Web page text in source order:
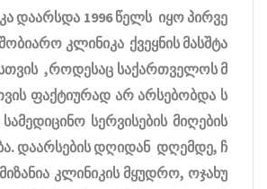
დაარსდა 1996 წელს იყო პირვე
კლინიკა ქვეყნის მასშტა
,როდესაც საქართველოს მ
ფაქტიურად არ არსებობდა ს
სერვისების მიღების
დაარსების დღიდან დღემდე, ჩ
კლინიკის მყუდრო, ოჯახუ